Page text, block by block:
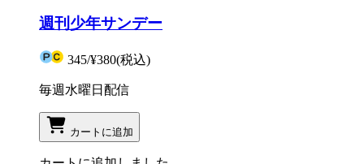
週刊少年サンデー
345/¥380(税込)
毎週水曜日配信
カートに追加